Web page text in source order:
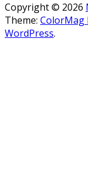
Copyright © 2026
Theme: ColorMag
WordPress.